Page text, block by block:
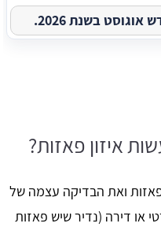
בשנת 2026.
איזון פאזות?
פאזות ואת הבדיקה עצמה של
או דירה (נדיר שיש פאזות